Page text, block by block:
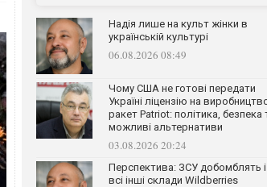
Надія лише на культ жінки в
українській культурі
06.08.2026 08:49
Чому США не готові передати
Україні ліцензію на
ракет Patriot: політика, безпека
можливі альтернативи
03.08.2026 20:24
Перспектива: ЗСУ добомблять і
всі інші склади Wildberries